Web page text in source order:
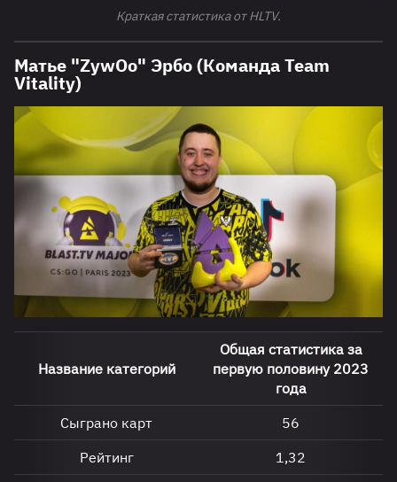
Краткая статистика от HLTV.
Матье "ZywOo" Эрбо (Команда Team
Vitality)
Название категорий
Общая статистика за
первую половину 2023
года
Сыграно карт
56
Рейтинг
1,32